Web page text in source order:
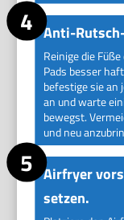
Anti-
Reinige die
Pads besser
befestige sie an
an und warte
bewegst.
und neu
Airfryer
setzen.